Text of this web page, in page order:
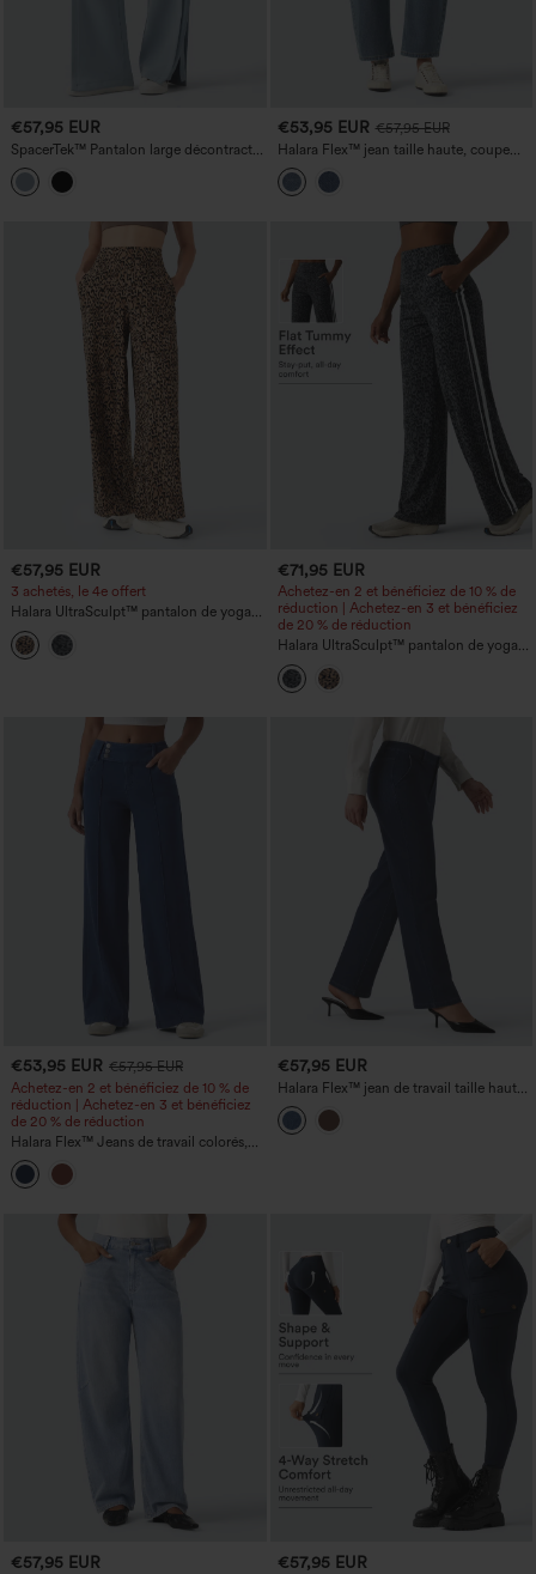
€57,95 EUR
SpacerTek™ Pantalon large décontracté
taille haute à cordon intérieur, fentes et
côtes contrastées, avec poches
€53,95 EUR €57,95 EUR
Halara Flex™ jean taille haute, coupe
'barrel' décontractée, avec poches
€57,95 EUR
3 achetés, le 4e offert
Halara UltraSculpt™ pantalon de yoga
taille haute à jambe large imprimé
léopard avec poches
€71,95 EUR
Achetez-en 2 et bénéficiez de 10 % de
réduction | Achetez-en 3 et bénéficiez
de 20 % de réduction
Halara UltraSculpt™ pantalon de yoga
droit taille haute à imprimé léopard,
effet ventre plat, bandes latérales, avec
poches
€53,95 EUR €57,95 EUR
Achetez-en 2 et bénéficiez de 10 % de
réduction | Achetez-en 3 et bénéficiez
de 20 % de réduction
Halara Flex™ Jeans de travail colorés,
taille basse, coupe droite, avec poches
€57,95 EUR
Halara Flex™ jean de travail taille haute,
coupe droite, avec poches
€57,95 EUR €57,95 EUR